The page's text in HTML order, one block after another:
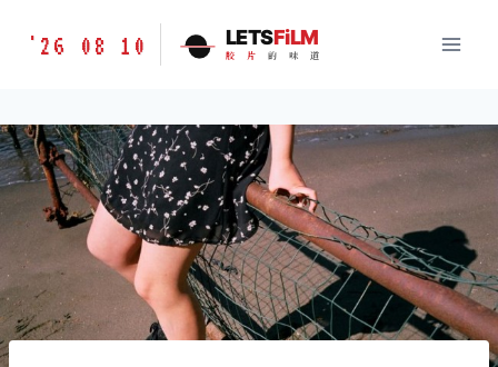
胶
味
道
LETSFILM
'26 08 10 LETSFiLM
胶 片 的 味 道